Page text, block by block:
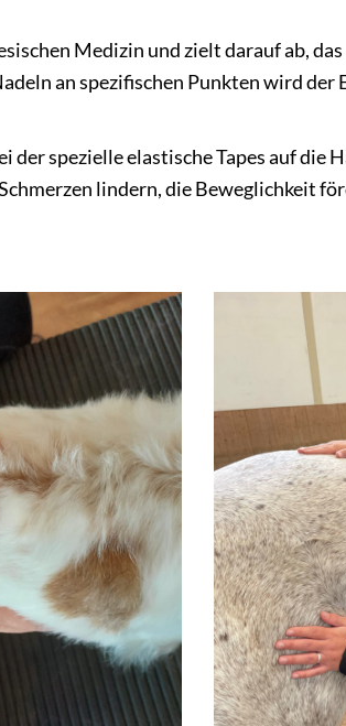
Medizin und zielt darauf ab,
an spezifischen Punkten wird der
der spezielle elastische Tapes auf die
lindern, die Beweglichkeit